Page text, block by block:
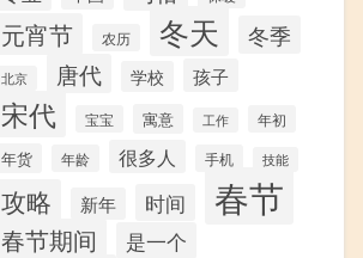
元宵节 农历 冬天 冬季
北京 唐代 学校 孩子
宋代 宝宝 寓意 工作 年初
年货 年龄 很多人 手机 技能
攻略 新年 时间 春节
春节期间 是一个